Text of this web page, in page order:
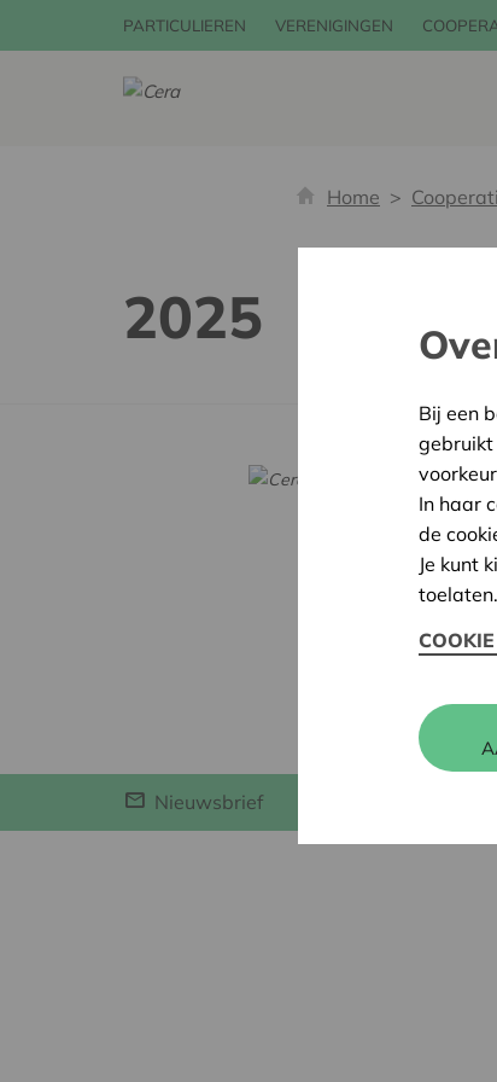
PARTICULIEREN VERENIGINGEN
Home
2025
Nieuwsbrief
Bij een
gebruikt
In haar
de
Je kunt
toelaten.